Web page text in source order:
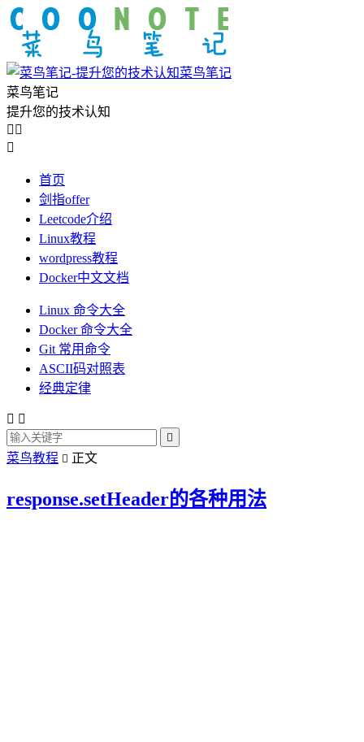
菜鸟笔记
菜鸟笔记
提升您的技术认知
 

首页
剑指offer
Leetcode介绍
Linux教程
wordpress教程
Docker中文文档
Linux 命令大全
Docker 命令大全
Git 常用命令
ASCII码对照表
经典定律
 

菜鸟教程  正文
response.setHeader的各种用法